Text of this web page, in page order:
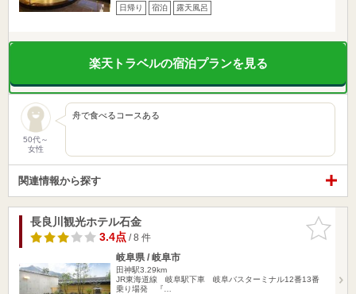
日帰り 宿泊 露天風呂
楽天トラベルの宿泊プランを見る
50代～
女性
舟で食べるコースある
関連情報から探す
お気に入
りに追加
長良川観光ホテル石金
3.4点/ 8 件
岐阜県 / 岐阜市
田神駅3.29km
JR東海道線 岐阜駅下車 岐阜バスターミナル12番13番
乗り場発 『…